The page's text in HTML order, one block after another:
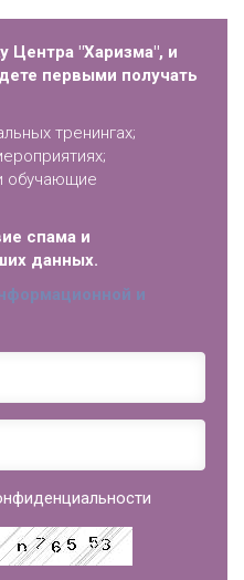
Центра "Харизма", и
первыми получать
тренингах;
обучающие
спама и
данных.
и